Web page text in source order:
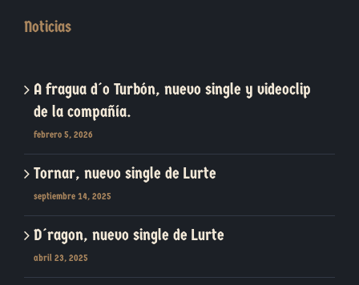
Noticias
A fragua d´o Turbón, nuevo single y videoclip
de la compañía.
febrero 5, 2026
Tornar, nuevo single de Lurte
septiembre 14, 2025
D´ragon, nuevo single de Lurte
abril 23, 2025